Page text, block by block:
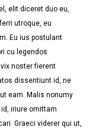
elit diceret duo eu,
utroque, eu
Eu ius postulant
cu legendos
noster fierent
dissentiunt id, ne
eam. Malis nonumy
iriure omittam
Graeci viderer qui ut,